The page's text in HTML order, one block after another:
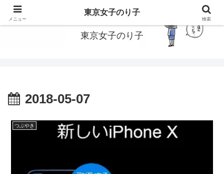
東京で働いてる女子のり子のブログです
東京女子のり子
2018-05-07
つぶやき
メニュー
東京女子のり子
検索